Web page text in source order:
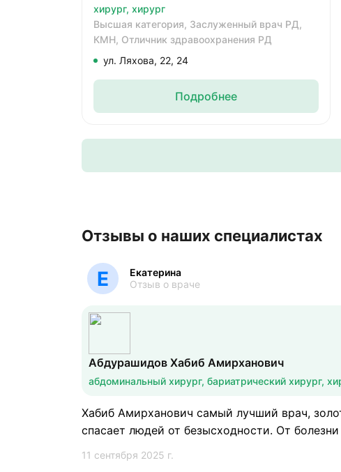
хирург, хирург
Высшая категория, Заслуженный врач РД,
КМН, Отличник здравоохранения РД
ул. Ляхова, 22, 24
Подробнее
Отзывы о наших специалистах
Е
Екатерина
Отзыв о враче
Абдурашидов Хабиб Амирханович
абдоминальный хирург, бариатрический хирург,
Хабиб Амирханович самый лучший врач,
спасает людей от безысходности. От
11 сентября 2025 г.